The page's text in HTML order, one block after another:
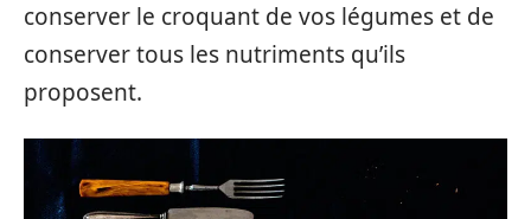
conserver le croquant de vos légumes et de
conserver tous les nutriments qu’ils
proposent.